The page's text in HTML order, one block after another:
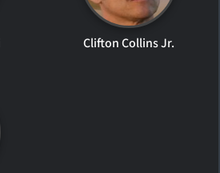
Clifton Collins Jr.